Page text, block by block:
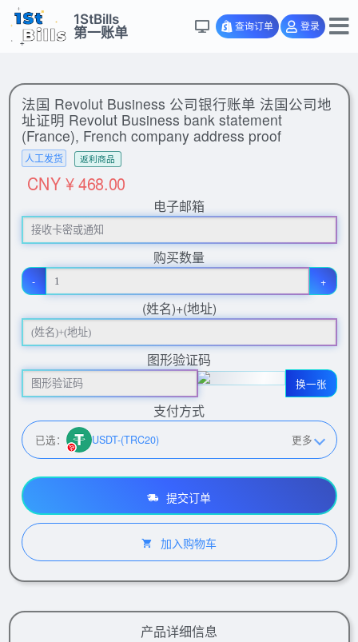
1StBills
第一账单
查询订单 登录
法国 Revolut Business 公司银行账单 法国公司地
址证明 Revolut Business bank statement
(France), French company address proof
人工发货 返利商品
CNY ¥ 468.00
电子邮箱
购买数量
- +
(姓名)+(地址)
图形验证码
换一张
支付方式
已选： USDT-(TRC20) 更多
提交订单
加入购物车
产品详细信息